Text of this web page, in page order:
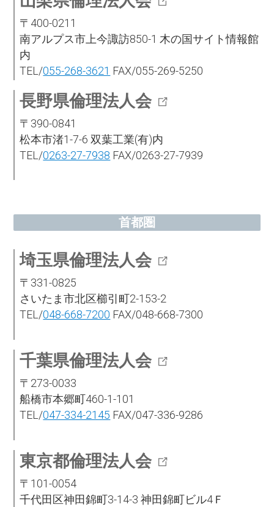
〒400-0211
南アルプス市上今諏訪850-1 木の国サイト情報館
内
TEL/055-268-3621 FAX/055-269-5250
長野県倫理法人会
〒390-0841
松本市渚1-7-6 双葉工業(有)内
TEL/0263-27-7938 FAX/0263-27-7939
首都圏
埼玉県倫理法人会
〒331-0825
さいたま市北区櫛引町2-153-2
TEL/048-668-7200 FAX/048-668-7300
千葉県倫理法人会
〒273-0033
船橋市本郷町460-1-101
TEL/047-334-2145 FAX/047-336-9286
東京都倫理法人会
〒101-0054
千代田区神田錦町3-14-3 神田錦町ビル4Ｆ